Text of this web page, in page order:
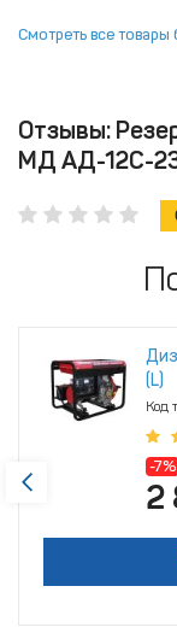
Смотреть все товары
Отзывы:
МД АД-12С-
(L)
Код
-7%
2